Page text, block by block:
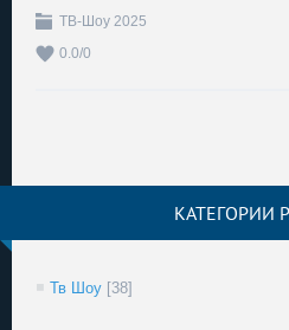
ТВ-Шоу 2025
0.0/0
КАТЕГОРИИ
Тв Шоу [38]